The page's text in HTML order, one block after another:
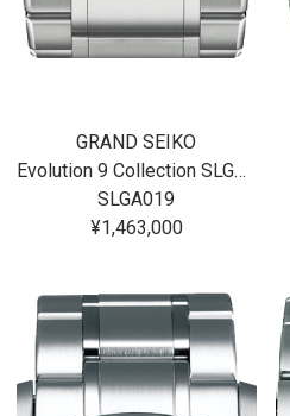
GRAND SEIKO
Evolution 9 Collection SLGA019
SLGA019
¥1,463,000